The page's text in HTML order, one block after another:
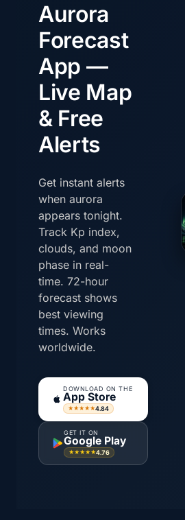
Aurora
Forecast
App —
Live Map
& Free
Alerts
Get instant alerts
when aurora
appears tonight.
Track Kp index,
clouds, and moon
phase in real-
time. 72-hour
forecast shows
best viewing
times. Works
worldwide.
DOWNLOAD ON THE
App Store
★★★★★4.84
GET IT ON
Google Play
★★★★★4.76